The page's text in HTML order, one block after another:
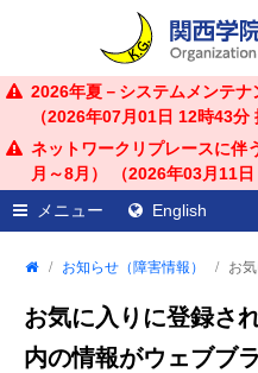
2026年夏－システムメンテ
（2026年07月01日 12時43分
ネットワークリプレースに伴
月～8月） （2026年03月11
メニュー
English
お知らせ（障害情報） お
お気に入りに登録さ
内の情報がウェブブ